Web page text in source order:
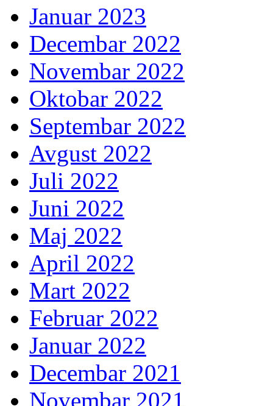
Januar 2023
Decembar 2022
Novembar 2022
Oktobar 2022
Septembar 2022
Avgust 2022
Juli 2022
Juni 2022
Maj 2022
April 2022
Mart 2022
Februar 2022
Januar 2022
Decembar 2021
Novembar 2021